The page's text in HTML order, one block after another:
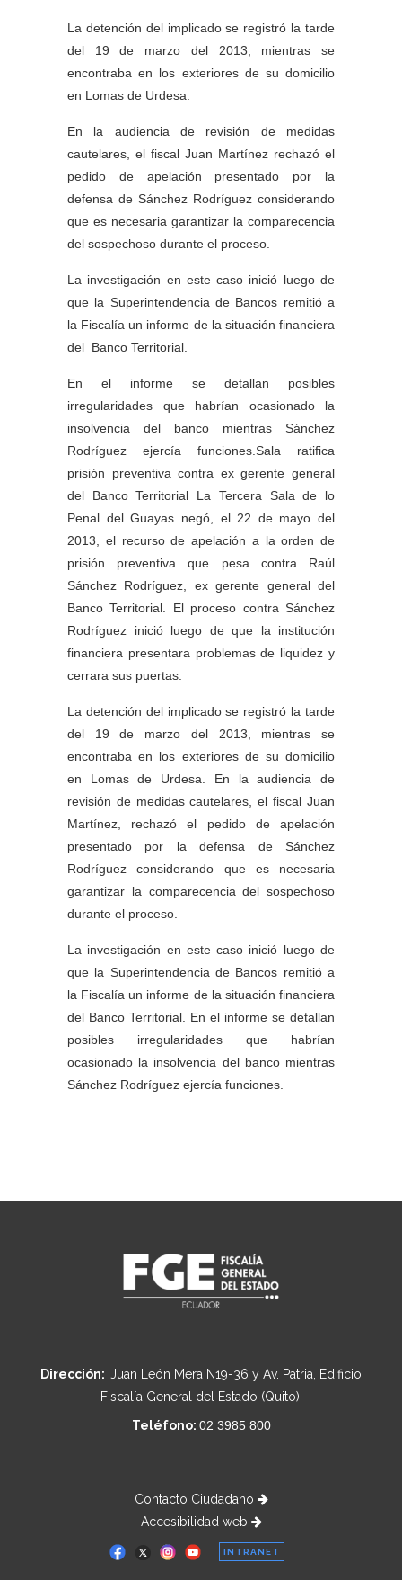
La detención del implicado se registró la tarde
del 19 de marzo del 2013, mientras se
encontraba en los exteriores de su domicilio
en Lomas de Urdesa.
En la audiencia de revisión de medidas
cautelares, el fiscal Juan Martínez rechazó el
pedido de apelación presentado por la
defensa de Sánchez Rodríguez considerando
que es necesaria garantizar la comparecencia
del sospechoso durante el proceso.
La investigación en este caso inició luego de
que la Superintendencia de Bancos remitió a
la Fiscalía un informe de la situación financiera
del Banco Territorial.
En el informe se detallan posibles
irregularidades que habrían ocasionado la
insolvencia del banco mientras Sánchez
Rodríguez ejercía funciones.Sala ratifica
prisión preventiva contra ex gerente general
del Banco Territorial La Tercera Sala de lo
Penal del Guayas negó, el 22 de mayo del
2013, el recurso de apelación a la orden de
prisión preventiva que pesa contra Raúl
Sánchez Rodríguez, ex gerente general del
Banco Territorial. El proceso contra Sánchez
Rodríguez inició luego de que la institución
financiera presentara problemas de liquidez y
cerrara sus puertas.
La detención del implicado se registró la tarde
del 19 de marzo del 2013, mientras se
encontraba en los exteriores de su domicilio
en Lomas de Urdesa. En la audiencia de
revisión de medidas cautelares, el fiscal Juan
Martínez, rechazó el pedido de apelación
presentado por la defensa de Sánchez
Rodríguez considerando que es necesaria
garantizar la comparecencia del sospechoso
durante el proceso.
La investigación en este caso inició luego de
que la Superintendencia de Bancos remitió a
la Fiscalía un informe de la situación financiera
del Banco Territorial. En el informe se detallan
posibles irregularidades que habrían
ocasionado la insolvencia del banco mientras
Sánchez Rodríguez ejercía funciones.
Dirección: Juan León Mera N19-36 y Av. Patria, Edificio
Fiscalía General del Estado (Quito).
Teléfono: 02 3985 800
Contacto Ciudadano
Accesibilidad web
INTRANET